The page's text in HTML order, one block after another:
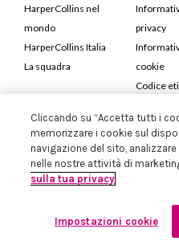
HarperCollins nel
mondo
HarperCollins Italia
La squadra
privacy
cookie
Codice
HarperCollins Italia
Cod. Fiscale e P.IVA
Iscritta in Milano al Registro delle
Cliccando su “Accetta tutti i
memorizzare i cookie sul
navigazione del sito,
nelle nostre attività di
sulla tua privacy
Impostazioni cookie